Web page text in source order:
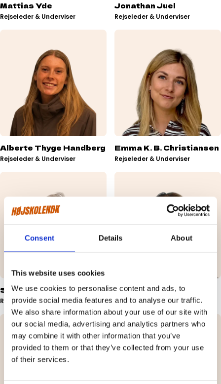
Consent Details About
This website uses cookies
We use cookies to personalise content and ads, to
provide social media features and to analyse our traffic.
We also share information about your use of our site with
our social media, advertising and analytics partners who
may combine it with other information that you’ve
provided to them or that they’ve collected from your use
of their services.
Mattias Yde
Rejseleder & Underviser
Jonathan Juel
Rejseleder & Underviser
Alberte Thyge Handberg
Rejseleder & Underviser
Emma K. B. Christiansen
Rejseleder & Underviser
Søren Buhl
Rejseleder & Underviser
Stine Eskesen
Rejseleder & Underviser